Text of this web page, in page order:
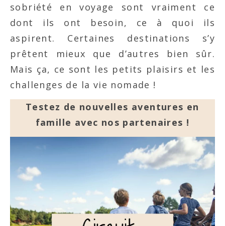
sobriété en voyage sont vraiment ce
dont ils ont besoin, ce à quoi ils
aspirent. Certaines destinations s’y
prêtent mieux que d’autres bien sûr.
Mais ça, ce sont les petits plaisirs et les
challenges de la vie nomade !
Testez de nouvelles aventures en
famille avec nos partenaires !